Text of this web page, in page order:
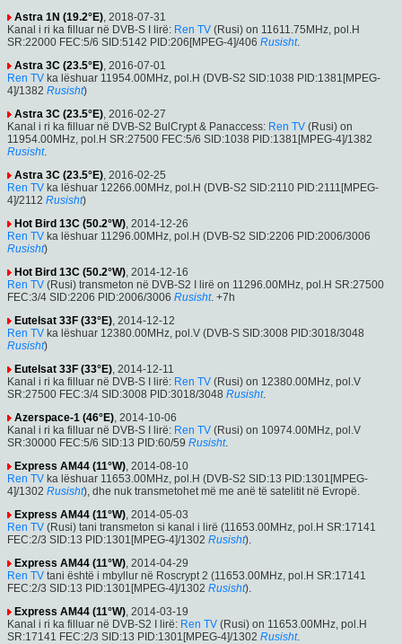
Astra 1N (19.2°E) , 2018-07-31
Kanal i ri ka filluar në DVB-S I lirë: Ren TV (Rusi) on 11611.75MHz, pol.H
SR:22000 FEC:5/6 SID:5142 PID:206[MPEG-4]/406 Rusisht.
Astra 3C (23.5°E) , 2016-07-01
Ren TV ka lëshuar 11954.00MHz, pol.H (DVB-S2 SID:1038 PID:1381[MPEG-
4]/1382 Rusisht)
Astra 3C (23.5°E) , 2016-02-27
Kanal i ri ka filluar në DVB-S2 BulCrypt & Panaccess: Ren TV (Rusi) on
11954.00MHz, pol.H SR:27500 FEC:5/6 SID:1038 PID:1381[MPEG-4]/1382
Rusisht.
Astra 3C (23.5°E) , 2016-02-25
Ren TV ka lëshuar 12266.00MHz, pol.H (DVB-S2 SID:2110 PID:2111[MPEG-
4]/2112 Rusisht)
Hot Bird 13C (50.2°W) , 2014-12-26
Ren TV ka lëshuar 11296.00MHz, pol.H (DVB-S2 SID:2206 PID:2006/3006
Rusisht)
Hot Bird 13C (50.2°W) , 2014-12-16
Ren TV (Rusi) transmeton në DVB-S2 I lirë on 11296.00MHz, pol.H SR:27500
FEC:3/4 SID:2206 PID:2006/3006 Rusisht. +7h
Eutelsat 33F (33°E) , 2014-12-12
Ren TV ka lëshuar 12380.00MHz, pol.V (DVB-S SID:3008 PID:3018/3048
Rusisht)
Eutelsat 33F (33°E) , 2014-12-11
Kanal i ri ka filluar në DVB-S I lirë: Ren TV (Rusi) on 12380.00MHz, pol.V
SR:27500 FEC:3/4 SID:3008 PID:3018/3048 Rusisht.
Azerspace-1 (46°E) , 2014-10-06
Kanal i ri ka filluar në DVB-S I lirë: Ren TV (Rusi) on 10974.00MHz, pol.V
SR:30000 FEC:5/6 SID:13 PID:60/59 Rusisht.
Express AM44 (11°W) , 2014-08-10
Ren TV ka lëshuar 11653.00MHz, pol.H (DVB-S2 SID:13 PID:1301[MPEG-
4]/1302 Rusisht), dhe nuk transmetohet më me anë të satelitit në Evropë.
Express AM44 (11°W) , 2014-05-03
Ren TV (Rusi) tani transmeton si kanal i lirë (11653.00MHz, pol.H SR:17141
FEC:2/3 SID:13 PID:1301[MPEG-4]/1302 Rusisht).
Express AM44 (11°W) , 2014-04-29
Ren TV tani është i mbyllur në Roscrypt 2 (11653.00MHz, pol.H SR:17141
FEC:2/3 SID:13 PID:1301[MPEG-4]/1302 Rusisht).
Express AM44 (11°W) , 2014-03-19
Kanal i ri ka filluar në DVB-S2 I lirë: Ren TV (Rusi) on 11653.00MHz, pol.H
SR:17141 FEC:2/3 SID:13 PID:1301[MPEG-4]/1302 Rusisht.